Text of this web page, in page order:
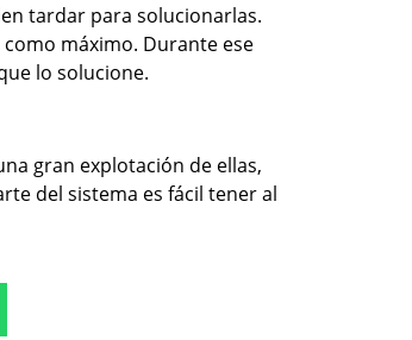
tardar para solucionarlas.
máximo. Durante ese
lo solucione.
gran explotación de ellas,
del sistema es fácil tener al